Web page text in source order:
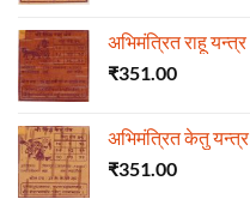
अभिमंत्रित राहू यन्त्र
₹351.00
अभिमंत्रित केतु यन्त्र
₹351.00